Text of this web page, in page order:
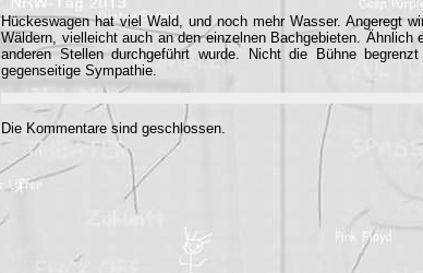
Hückeswagen hat viel Wald, und noch mehr Wasser. Angeregt
Wäldern, vielleicht auch an den einzelnen Bachgebieten.
anderen Stellen durchgeführt wurde. Nicht die Bühne
gegenseitige Sympathie.
Die Kommentare sind geschlossen.